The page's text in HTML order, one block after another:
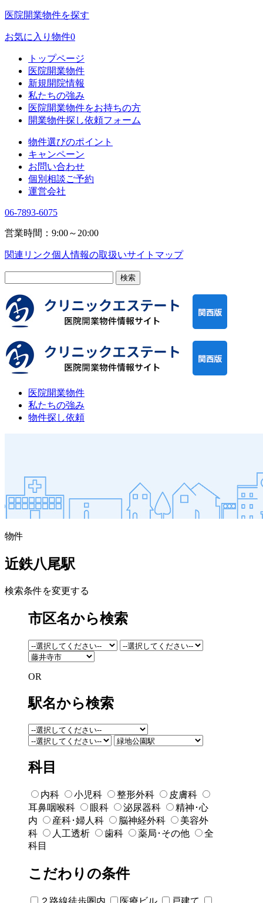
医院開業物件を探す
お気に入り物件0
トップページ
医院開業物件
新規開院情報
私たちの強み
医院開業物件をお持ちの方
開業物件探し依頼フォーム
物件選びのポイント
キャンペーン
お問い合わせ
個別相談ご予約
運営会社
06-7893-6075
営業時間：9:00～20:00
関連リンク個人情報の取扱いサイトマップ
医院開業物件
私たちの強み
物件探し依頼
物件
近鉄八尾駅
検索条件を変更する
市区名から検索
OR
駅名から検索
科目
内科 小児科 整形外科
皮膚科
耳鼻咽喉科
眼科 泌尿器科
精神･心
内
産科･婦人科 脳神経外科
美容外
科
人工透析 歯科 薬局･その他
全
科目
こだわりの条件
２路線徒歩圏内 医療ビル
戸建て